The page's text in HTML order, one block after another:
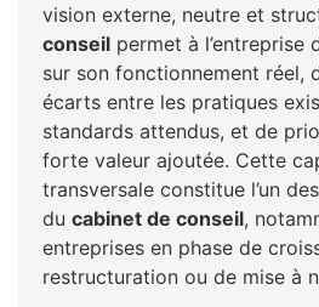
vision externe, neutre et
conseil permet à l’entreprise
sur son fonctionnement réel,
écarts entre les pratiques
standards attendus, et de
forte valeur ajoutée. Cette
transversale constitue l’un
du cabinet de conseil,
entreprises en phase de
restructuration ou de mise à